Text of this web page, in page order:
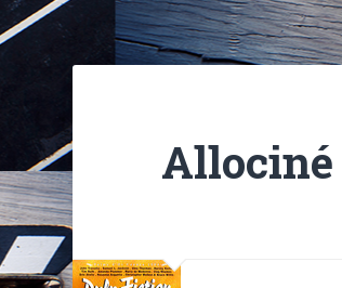
Allociné